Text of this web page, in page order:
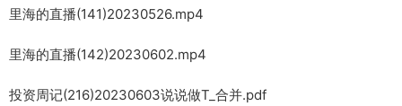
里海的直播(141)20230526.mp4
里海的直播(142)20230602.mp4
投资周记(216)20230603说说做T_合并.pdf